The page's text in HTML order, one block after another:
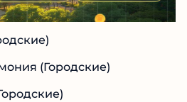
(Городские)